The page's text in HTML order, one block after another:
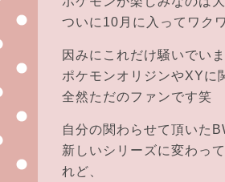
ついに10月に入ってワク
因みにこれだけ騒いでい
ポケモンオリジンやXYに
全然ただのファンです笑
自分の関わらせて頂いた
新しいシリーズに変わっ
れど、